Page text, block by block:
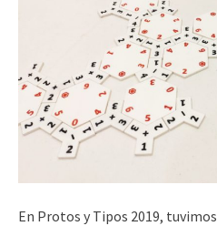
En Protos y Tipos 2019,